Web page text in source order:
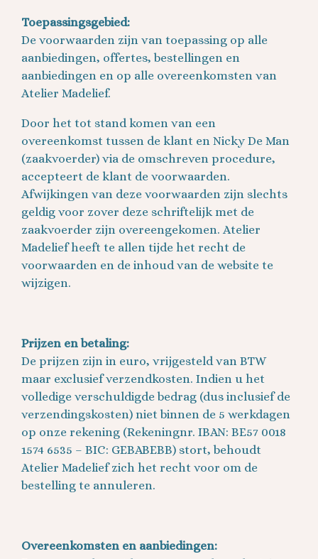
Toepassingsgebied:
De voorwaarden zijn van toepassing op alle
aanbiedingen, offertes, bestellingen en
aanbiedingen en op alle overeenkomsten van
Atelier Madelief.
Door het tot stand komen van een
overeenkomst tussen de klant en Nicky De Man
(zaakvoerder) via de omschreven procedure,
accepteert de klant de voorwaarden.
Afwijkingen van deze voorwaarden zijn slechts
geldig voor zover deze schriftelijk met de
zaakvoerder zijn overeengekomen. Atelier
Madelief heeft te allen tijde het recht de
voorwaarden en de inhoud van de website te
wijzigen.
Prijzen en betaling:
De prijzen zijn in euro, vrijgesteld van BTW
maar exclusief verzendkosten. Indien u het
volledige verschuldigde bedrag (dus inclusief de
verzendingskosten) niet binnen de 5 werkdagen
op onze rekening (Rekeningnr. IBAN: BE57 0018
1574 6535 – BIC: GEBABEBB) stort, behoudt
Atelier Madelief zich het recht voor om de
bestelling te annuleren.
Overeenkomsten en aanbiedingen: